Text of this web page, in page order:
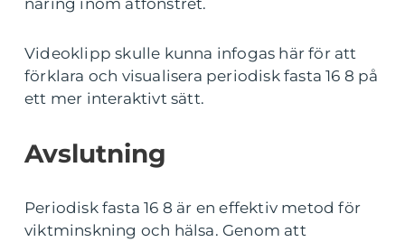
Videoklipp skulle kunna infogas här för att
förklara och visualisera periodisk fasta 16 8 på
ett mer interaktivt sätt.
Avslutning
Periodisk fasta 16 8 är en effektiv metod för
viktminskning och hälsa. Genom att